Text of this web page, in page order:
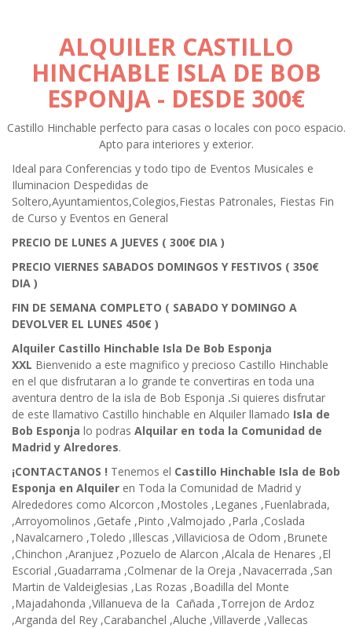
ALQUILER CASTILLO
HINCHABLE ISLA DE BOB
ESPONJA - DESDE 300€
Castillo Hinchable perfecto para casas o locales con poco espacio.
Apto para interiores y exterior.
Ideal para Conferencias y todo tipo de Eventos Musicales e
Iluminacion Despedidas de
Soltero,Ayuntamientos,Colegios,Fiestas Patronales, Fiestas Fin
de Curso y Eventos en General
PRECIO DE LUNES A JUEVES ( 300€ DIA )
PRECIO VIERNES SABADOS DOMINGOS Y FESTIVOS ( 350€
DIA )
FIN DE SEMANA COMPLETO ( SABADO Y DOMINGO A
DEVOLVER EL LUNES 450€ )
Alquiler Castillo Hinchable Isla De Bob Esponja
XXL Bienvenido a este magnifico y precioso Castillo Hinchable
en el que disfrutaran a lo grande te convertiras en toda una
aventura dentro de la isla de Bob Esponja .Si quieres disfrutar
de este llamativo Castillo hinchable en Alquiler llamado Isla de
Bob Esponja lo podras Alquilar en toda la Comunidad de
Madrid y Alredores.
¡CONTACTANOS ! Tenemos el Castillo Hinchable Isla de Bob
Esponja en Alquiler en Toda la Comunidad de Madrid y
Alrededores como Alcorcon ,Mostoles ,Leganes ,Fuenlabrada,
,Arroyomolinos ,Getafe ,Pinto ,Valmojado ,Parla ,Coslada
,Navalcarnero ,Toledo ,Illescas ,Villaviciosa de Odom ,Brunete
,Chinchon ,Aranjuez ,Pozuelo de Alarcon ,Alcala de Henares ,El
Escorial ,Guadarrama ,Colmenar de la Oreja ,Navacerrada ,San
Martin de Valdeiglesias ,Las Rozas ,Boadilla del Monte
,Majadahonda ,Villanueva de la Cañada ,Torrejon de Ardoz
,Arganda del Rey ,Carabanchel ,Aluche ,Villaverde ,Vallecas